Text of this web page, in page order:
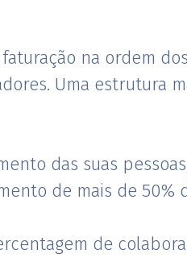
na ordem
Uma estrutura
das suas
de mais de
de